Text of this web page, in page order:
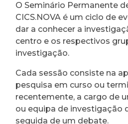
O Seminário Permanente
CICS.NOVA é um ciclo de
dar a conhecer a
centro e os respectivos
investigação.
Cada sessão consiste na
pesquisa em curso ou
recentemente, a cargo de
ou equipa de investigação
seguida de um debate.